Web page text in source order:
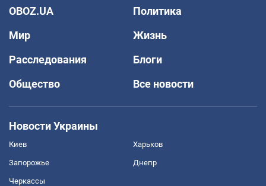
OBOZ.UA
Политика
Мир
Жизнь
Расследования
Блоги
Общество
Все новости
Новости Украины
Киев Харьков
Запорожье Днепр
Черкассы